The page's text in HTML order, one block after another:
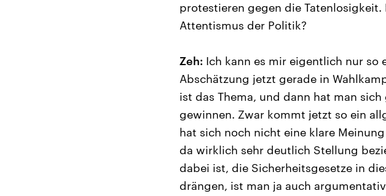
protestieren gegen die
Attentismus der Politik?
Zeh: Ich kann es mir eigentlich nur so
Abschätzung jetzt gerade in
ist das Thema, und dann hat man
gewinnen. Zwar kommt jetzt so ein
hat sich noch nicht eine klare
da wirklich sehr deutlich Stellung
dabei ist, die Sicherheitsgesetze in
drängen, ist man ja auch